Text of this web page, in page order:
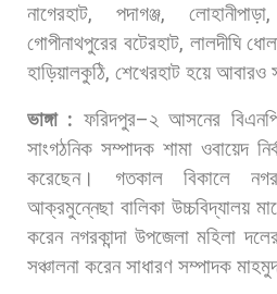
নাগেরহাট, পদাগঞ্জ, লোহানীপাড়া
গোপীনাথপুরের বটেরহাট, লালদীঘি
হাড়িয়ালকুঠি, শেখেরহাট হয়ে আবারও
ভাঙ্গা: ফরিদপুর–২ আসনের
সাংগঠনিক সম্পাদক শামা ওবায়েদ
করেছেন।
গতকাল বিকালে
আক্রমুন্নেছা বালিকা উচ্চবিদ্যালয়
করেন নগরকান্দা উপজেলা মহিলা
সঞ্চালনা করেন সাধারণ সম্পাদক